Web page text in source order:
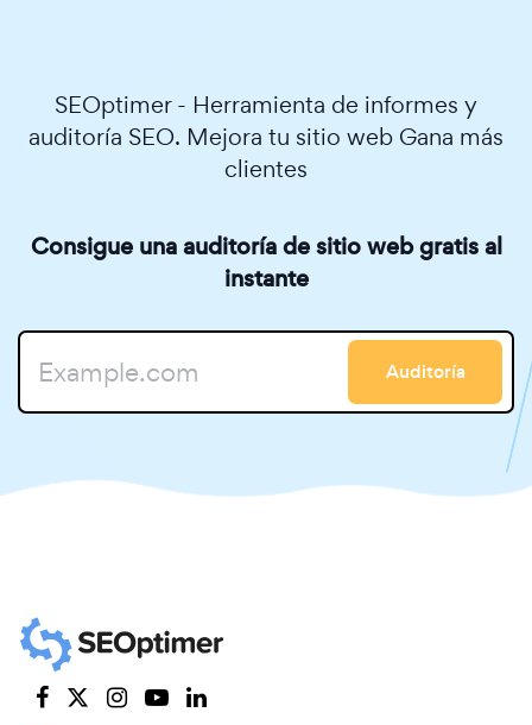
SEOptimer - Herramienta de informes y
auditoría SEO. Mejora tu sitio web Gana más
clientes
Consigue una auditoría de sitio web gratis al
instante
Auditoría